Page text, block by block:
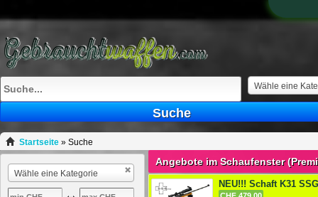
Wähle eine
Suche
Startseite» Suche
Angebote im Schaufenster
NEU!!! Schaft K31
Wähle eine Kategorie